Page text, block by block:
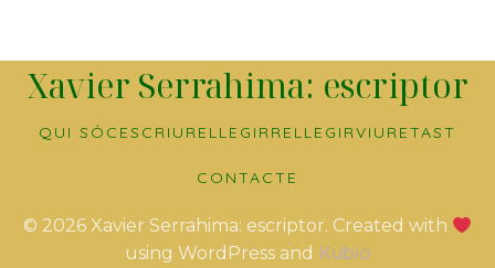
Xavier Serrahima: escriptor
QUI SÓC ESCRIURE LLEGIRRELLEGIRVIURETAST
CONTACTE
© 2026 Xavier Serrahima: escriptor. Created with
using WordPress and Kubio